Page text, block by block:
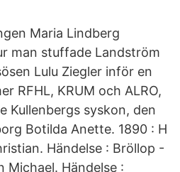
Maria Lindberg
man stuffade Landström
Lulu Ziegler inför en
RFHL, KRUM och ALRO,
Kullenbergs syskon, den
Botilda Anette. 1890 : H
Händelse : Bröllop -
Michael. Händelse :